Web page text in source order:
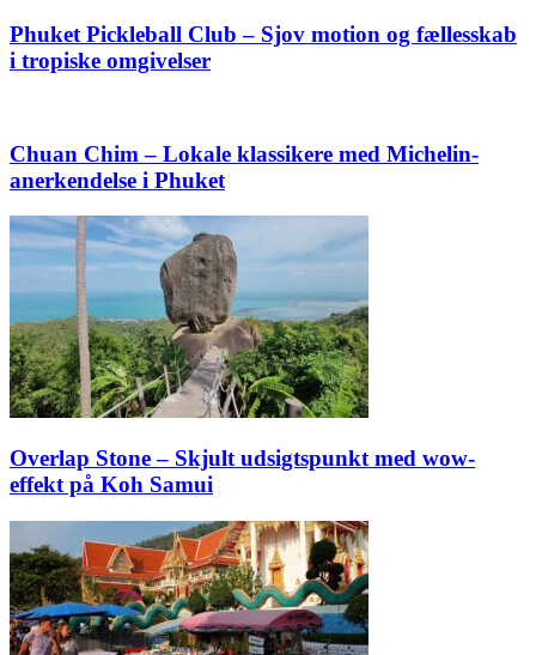
Phuket Pickleball Club – Sjov motion og fællesskab
i tropiske omgivelser
Chuan Chim – Lokale klassikere med Michelin-
anerkendelse i Phuket
Overlap Stone – Skjult udsigtspunkt med wow-
effekt på Koh Samui